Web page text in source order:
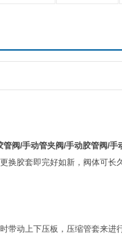
阀/手动管夹阀/手动胶管阀/手
换胶套即完好如新，阀体可
带动上下压板，压缩管套来